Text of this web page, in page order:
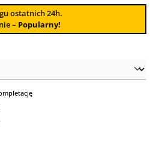
ostatnich 24h.
– Popularny!